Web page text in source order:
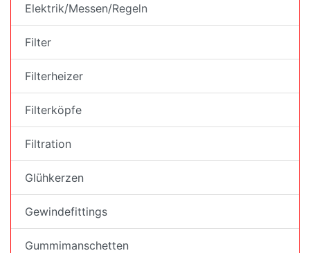
Elektrik/Messen/Regeln
Filter
Filterheizer
Filterköpfe
Filtration
Glühkerzen
Gewindefittings
Gummimanschetten